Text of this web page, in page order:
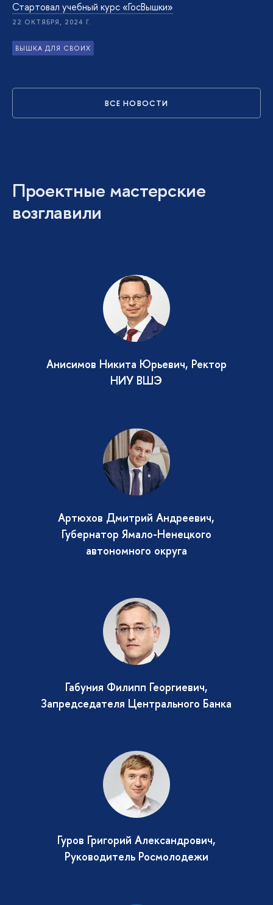
Стартовал учебный курс «ГосВышки»
22 ОКТЯБРЯ, 2024 Г.
ВЫШКА ДЛЯ СВОИХ
ВСЕ НОВОСТИ
Проектные мастерские
возглавили
Анисимов Никита Юрьевич, Ректор
НИУ ВШЭ
Артюхов Дмитрий Андреевич,
Губернатор Ямало-Ненецкого
автономного округа
Габуния Филипп Георгиевич,
Запредседателя Центрального Банка
Гуров Григорий Александрович,
Руководитель Росмолодежи